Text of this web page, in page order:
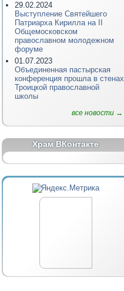
29.02.2024
Выступление Святейшего
Патриарха Кирилла на II
Общемосковском
православном молодежном
форуме
01.07.2023
Объединенная пастырская
конференция прошла в стенах
Троицкой православной
школы
все новости →
Храм ВКонтакте